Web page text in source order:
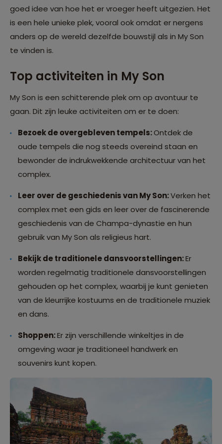
goed idee van hoe het er vroeger heeft uitgezien. Het
is een hele unieke plek, vooral ook omdat er nergens
anders op de wereld dezelfde bouwstijl als in My Son
te vinden is.
Top activiteiten in My Son
My Son is een schitterende plek om op avontuur te
gaan. Dit zijn leuke activiteiten om er te doen:
Bezoek de overgebleven tempels:Ontdek de
oude tempels die nog steeds overeind staan en
bewonder de indrukwekkende architectuur van het
complex.
Leer over de geschiedenis van My Son:Verken het
complex met een gids en leer over de fascinerende
geschiedenis van de Champa-dynastie en hun
gebruik van My Son als religieus hart.
Bekijk de traditionele dansvoorstellingen:Er
worden regelmatig traditionele dansvoorstellingen
gehouden op het complex, waarbij je kunt genieten
van de kleurrijke kostuums en de traditionele muziek
en dans.
Shoppen:Er zijn verschillende winkeltjes in de
omgeving waar je traditioneel handwerk en
souvenirs kunt kopen.